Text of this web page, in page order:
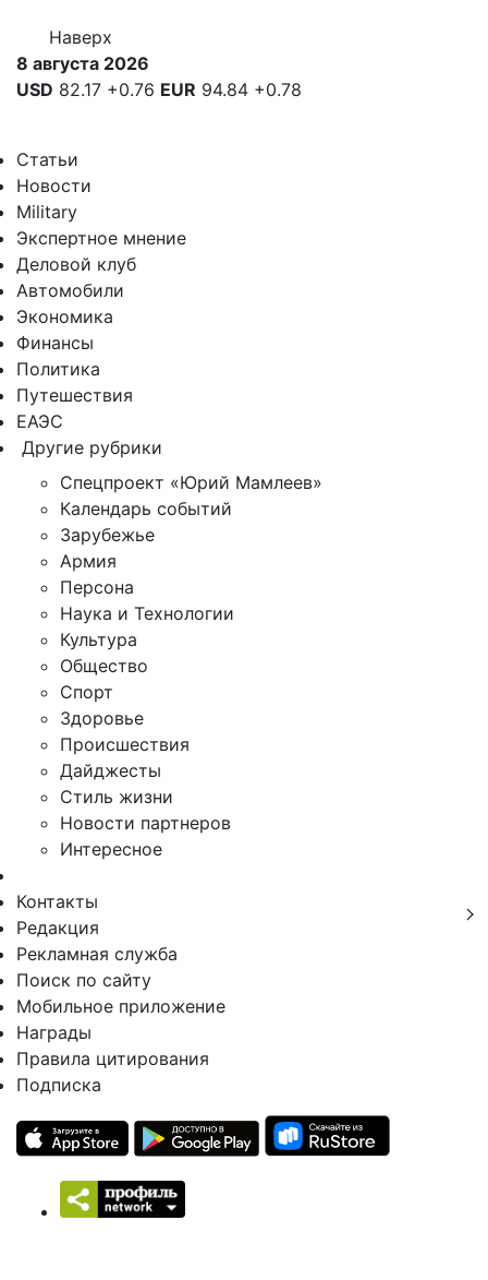
Наверх
8 августа 2026
USD 82.17 +0.76 EUR 94.84 +0.78
Статьи
Новости
Military
Экспертное мнение
Деловой клуб
Автомобили
Экономика
Финансы
Политика
Путешествия
ЕАЭС
Другие рубрики
Спецпроект «Юрий Мамлеев»
Календарь событий
Зарубежье
Армия
Персона
Наука и Технологии
Культура
Общество
Спорт
Здоровье
Происшествия
Дайджесты
Стиль жизни
Новости партнеров
Интересное
Контакты
Редакция
Рекламная служба
Поиск по сайту
Мобильное приложение
Награды
Правила цитирования
Подписка